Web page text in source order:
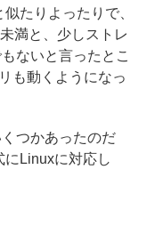
たりよったりで、
満と、少しストレ
ないと言ったとこ
も動くようになっ
つかあったのだ
にLinuxに対応し